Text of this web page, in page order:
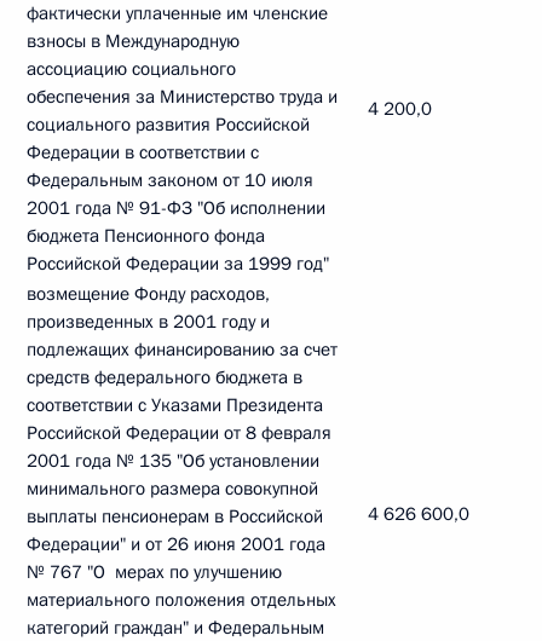
фактически уплаченные им членские
взносы в Международную
ассоциацию социального
обеспечения за Министерство труда и
социального развития Российской
Федерации в соответствии с
Федеральным законом от 10 июля
2001 года № 91-ФЗ "Об исполнении
бюджета Пенсионного фонда
Российской Федерации за 1999 год"
4 200,0
возмещение Фонду расходов,
произведенных в 2001 году и
подлежащих финансированию за счет
средств федерального бюджета в
соответствии с Указами Президента
Российской Федерации от 8 февраля
2001 года № 135 "Об установлении
минимального размера совокупной
выплаты пенсионерам в Российской
Федерации" и от 26 июня 2001 года
№ 767 "О мерах по улучшению
материального положения отдельных
категорий граждан" и Федеральным
4 626 600,0